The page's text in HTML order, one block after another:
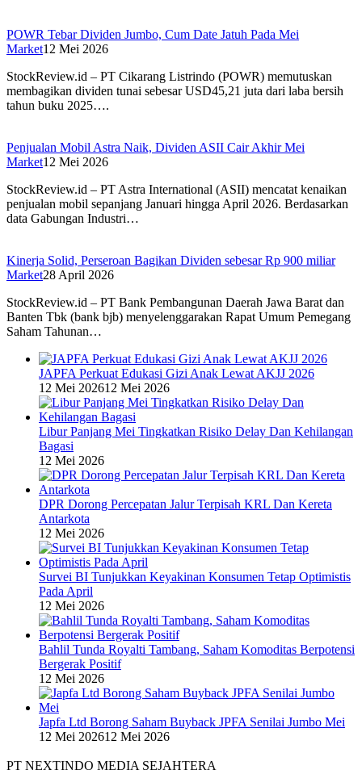
POWR Tebar Dividen Jumbo, Cum Date Jatuh Pada Mei
Market12 Mei 2026
StockReview.id – PT Cikarang Listrindo (POWR) memutuskan
membagikan dividen tunai sebesar USD45,21 juta dari laba bersih
tahun buku 2025….
Penjualan Mobil Astra Naik, Dividen ASII Cair Akhir Mei
Market12 Mei 2026
StockReview.id – PT Astra International (ASII) mencatat kenaikan
penjualan mobil sepanjang Januari hingga April 2026. Berdasarkan
data Gabungan Industri…
Kinerja Solid, Perseroan Bagikan Dividen sebesar Rp 900 miliar
Market28 April 2026
StockReview.id – PT Bank Pembangunan Daerah Jawa Barat dan
Banten Tbk (bank bjb) menyelenggarakan Rapat Umum Pemegang
Saham Tahunan…
JAPFA Perkuat Edukasi Gizi Anak Lewat AKJJ 2026
12 Mei 202612 Mei 2026
Libur Panjang Mei Tingkatkan Risiko Delay Dan Kehilangan
Bagasi
12 Mei 2026
DPR Dorong Percepatan Jalur Terpisah KRL Dan Kereta
Antarkota
12 Mei 2026
Survei BI Tunjukkan Keyakinan Konsumen Tetap Optimistis
Pada April
12 Mei 2026
Bahlil Tunda Royalti Tambang, Saham Komoditas Berpotensi
Bergerak Positif
12 Mei 2026
Japfa Ltd Borong Saham Buyback JPFA Senilai Jumbo Mei
12 Mei 202612 Mei 2026
PT NEXTINDO MEDIA SEJAHTERA